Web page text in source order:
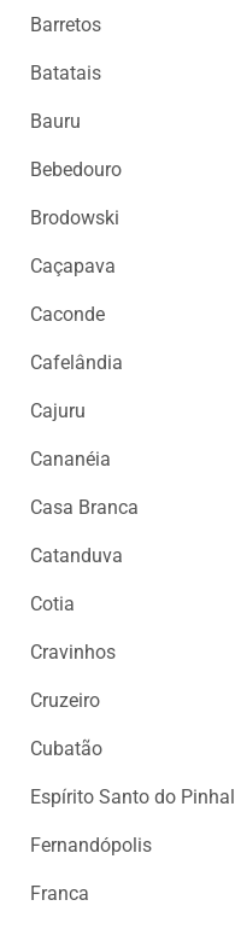
PRECATÓRIOS
LIVRARIA
CENTRAL
DO
CADASTRE-
SE
FALE
APOIADORES
FOMENTADORES
Barretos
Batatais
Bauru
Bebedouro
Brodowski
Caçapava
Caconde
Cafelândia
Cajuru
Cananéia
Casa Branca
Catanduva
Cotia
Cravinhos
Cruzeiro
Cubatão
Espírito Santo do Pinhal
Fernandópolis
Franca